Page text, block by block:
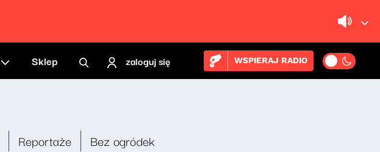
Sklep zaloguj się WSPIERAJ RADIO
Reportaże Bez ogródek